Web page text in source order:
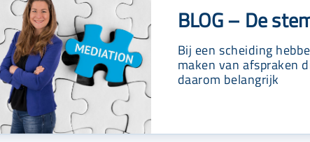
BLOG – De
Bij een scheiding
maken van afspraken
daarom belangrijk